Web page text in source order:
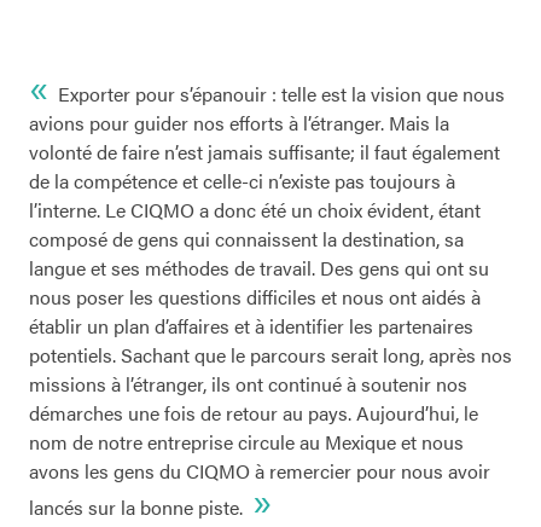
« Exporter pour s’épanouir : telle est la vision que nous
avions pour guider nos efforts à l’étranger. Mais la
volonté de faire n’est jamais suffisante; il faut également
de la compétence et celle-ci n’existe pas toujours à
l’interne. Le CIQMO a donc été un choix évident, étant
composé de gens qui connaissent la destination, sa
langue et ses méthodes de travail. Des gens qui ont su
nous poser les questions difficiles et nous ont aidés à
établir un plan d’affaires et à identifier les partenaires
potentiels. Sachant que le parcours serait long, après nos
missions à l’étranger, ils ont continué à soutenir nos
démarches une fois de retour au pays. Aujourd’hui, le
nom de notre entreprise circule au Mexique et nous
avons les gens du CIQMO à remercier pour nous avoir
lancés sur la bonne piste. »